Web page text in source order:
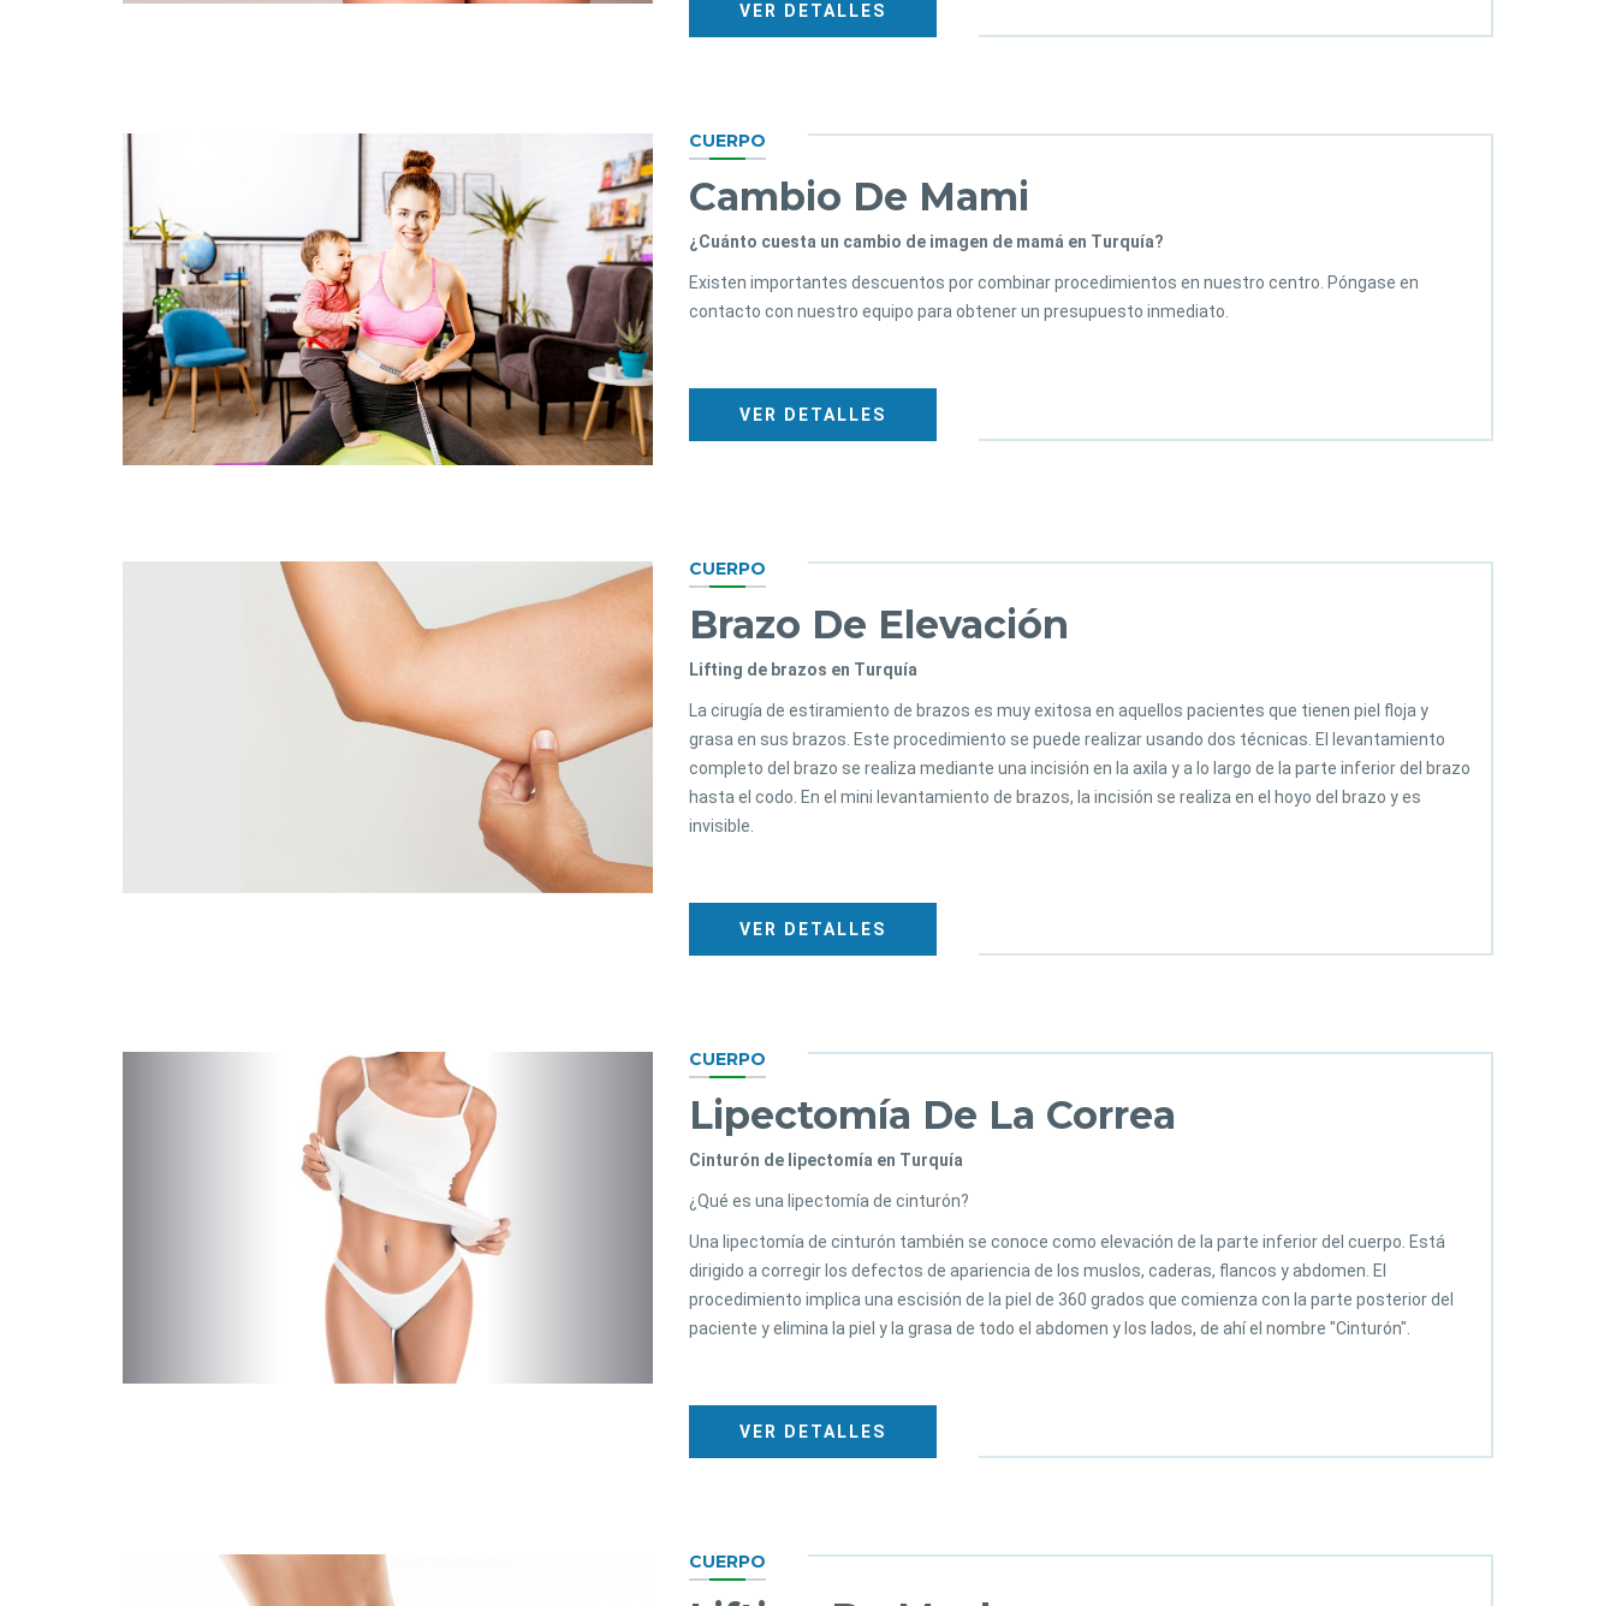
VER DETALLES
CUERPO
Cambio De Mami
¿Cuánto cuesta un cambio de imagen de mamá en Turquía?
Existen importantes descuentos por combinar procedimientos en nuestro centro. Póngase en
contacto con nuestro equipo para obtener un presupuesto inmediato.
VER DETALLES
CUERPO
Brazo De Elevación
Lifting de brazos en Turquía
La cirugía de estiramiento de brazos es muy exitosa en aquellos pacientes que tienen piel floja y
grasa en sus brazos. Este procedimiento se puede realizar usando dos técnicas. El levantamiento
completo del brazo se realiza mediante una incisión en la axila y a lo largo de la parte inferior del brazo
hasta el codo. En el mini levantamiento de brazos, la incisión se realiza en el hoyo del brazo y es
invisible.
VER DETALLES
CUERPO
Lipectomía De La Correa
Cinturón de lipectomía en Turquía
¿Qué es una lipectomía de cinturón?
Una lipectomía de cinturón también se conoce como elevación de la parte inferior del cuerpo. Está
dirigido a corregir los defectos de apariencia de los muslos, caderas, flancos y abdomen. El
procedimiento implica una escisión de la piel de 360 grados que comienza con la parte posterior del
paciente y elimina la piel y la grasa de todo el abdomen y los lados, de ahí el nombre "Cinturón".
VER DETALLES
CUERPO